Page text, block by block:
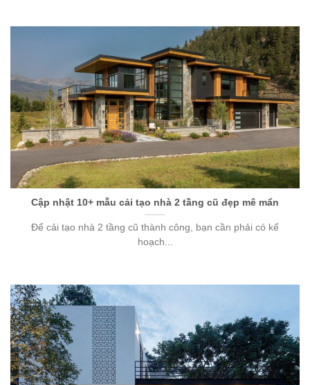
Cập nhật 10+ mẫu cải tạo nhà 2 tầng cũ đẹp mê mẩn
Để cải tạo nhà 2 tầng cũ thành công, bạn cần phải có kế
hoạch...